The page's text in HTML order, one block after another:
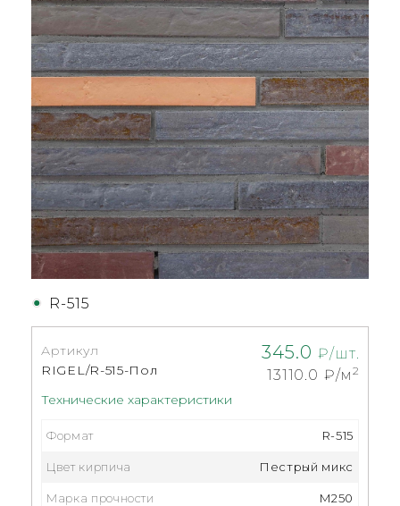
345.0 ₽/шт.
13110.0 ₽/м2
R-515
Технические характеристики
Артикул
RIGEL/R-515-Пол
Формат R-515
Цвет кирпича Пестрый микс
Марка прочности M250